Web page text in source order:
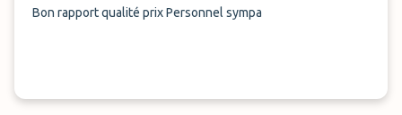
Bon rapport qualité prix Personnel sympa